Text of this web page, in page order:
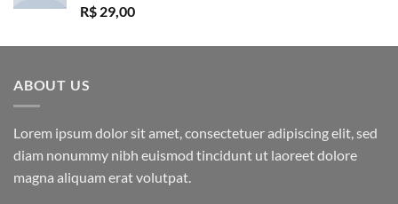
Avaliação
5.00
de 5
R$ 29,00
ABOUT US
Lorem ipsum dolor sit amet, consectetuer adipiscing elit, sed
diam nonummy nibh euismod tincidunt ut laoreet dolore
magna aliquam erat volutpat.